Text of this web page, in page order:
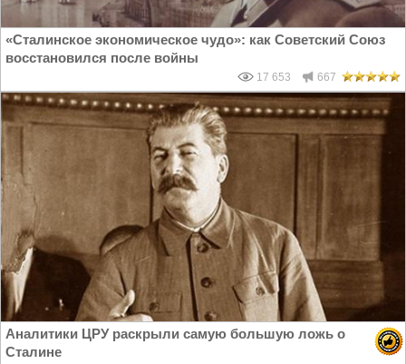
«Cталинское экономическое чудо»: как Советский Союз
восстановился после войны
17 653 667
Аналитики ЦРУ раскрыли самую большую ложь о
Сталине